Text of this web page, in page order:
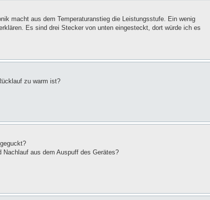
macht aus dem Temperaturanstieg die Leistungsstufe. Ein wenig
Es sind drei Stecker von unten eingesteckt, dort würde ich es
zu warm ist?
aus dem Auspuff des Gerätes?